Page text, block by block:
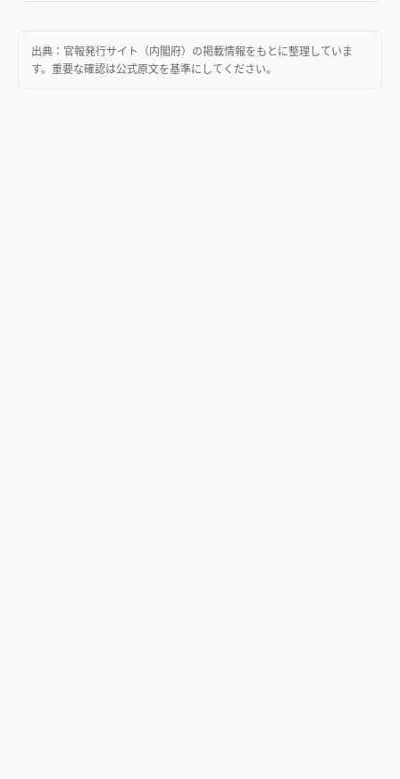
出典： 官報発行サイト（内閣府） の掲載情報をもとに整理していま
す。重要な確認は公式原文を基準にしてください。